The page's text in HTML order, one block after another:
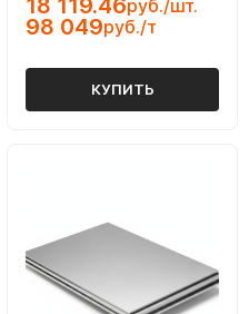
18 119.46руб./шт.
98 049руб./т
КУПИТЬ